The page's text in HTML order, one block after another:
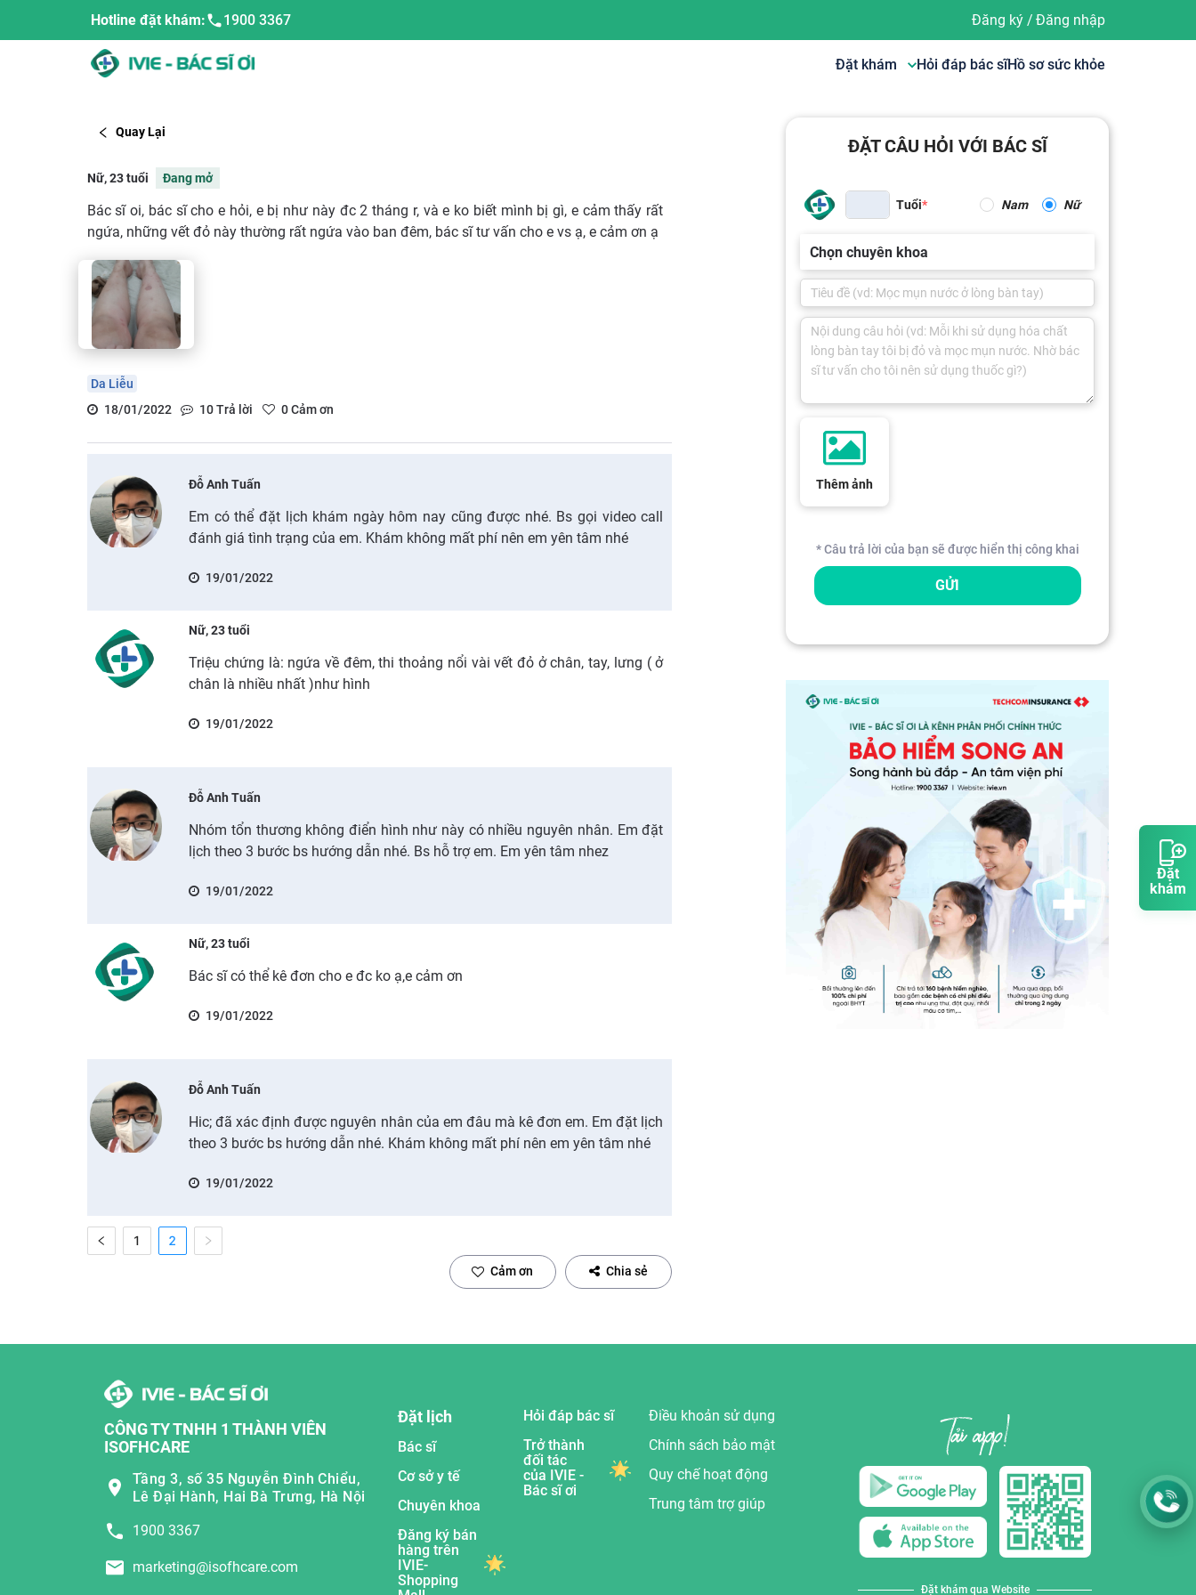
Đặt
khám
Hotline đặt khám: 1900 3367 Đăng ký/ Đăng nhập
Đặt khám Hỏi đáp bác sĩHồ sơ sức khỏe
Quay Lại
Nữ, 23 tuổi Đang mở
Bác sĩ oi, bác sĩ cho e hỏi, e bị như này đc 2 tháng r, và e ko biết mình bị gì, e cảm thấy rất
ngứa, những vết đỏ này thường rất ngứa vào ban đêm, bác sĩ tư vấn cho e vs ạ, e cảm ơn ạ
Da Liễu
18/01/2022
10Trả lời 0Cảm ơn
Đỗ Anh Tuấn
Em có thể đặt lịch khám ngày hôm nay cũng được nhé. Bs gọi video call
đánh giá tình trạng của em. Khám không mất phí nên em yên tâm nhé
19/01/2022
Nữ, 23 tuổi
Triệu chứng là: ngứa về đêm, thi thoảng nổi vài vết đỏ ở chân, tay, lưng ( ở
chân là nhiều nhất )như hình
19/01/2022
Đỗ Anh Tuấn
Nhóm tổn thương không điển hình như này có nhiều nguyên nhân. Em đặt
lịch theo 3 bước bs hướng dẫn nhé. Bs hỗ trợ em. Em yên tâm nhez
19/01/2022
Nữ, 23 tuổi
Bác sĩ có thể kê đơn cho e đc ko ạ,e cảm ơn
19/01/2022
Đỗ Anh Tuấn
Hic; đã xác định được nguyên nhân của em đâu mà kê đơn em. Em đặt lịch
theo 3 bước bs hướng dẫn nhé. Khám không mất phí nên em yên tâm nhé
19/01/2022
1 2
Cảm ơn Chia sẻ
ĐẶT CÂU HỎI VỚI BÁC SĨ
Tuổi Nam Nữ
Chọn chuyên khoa
Thêm ảnh
* Câu trả lời của bạn sẽ được hiển thị công khai
GỬI
CÔNG TY TNHH 1 THÀNH VIÊN
ISOFHCARE
Tầng 3, số 35 Nguyễn Đình Chiểu,
Lê Đại Hành, Hai Bà Trưng, Hà Nội
1900 3367
marketing@isofhcare.com
Đặt lịch
Bác sĩ
Cơ sở y tế
Chuyên khoa
Đăng ký bán
hàng trên
IVIE-
Shopping
Hỏi đáp bác sĩ
Trở thành
đối tác
của IVIE -
Bác sĩ ơi
Điều khoản sử dụng
Chính sách bảo mật
Quy chế hoạt động
Trung tâm trợ giúp
Đặt khám qua Website